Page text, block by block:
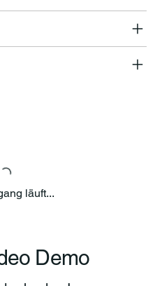
läuft...
Demo